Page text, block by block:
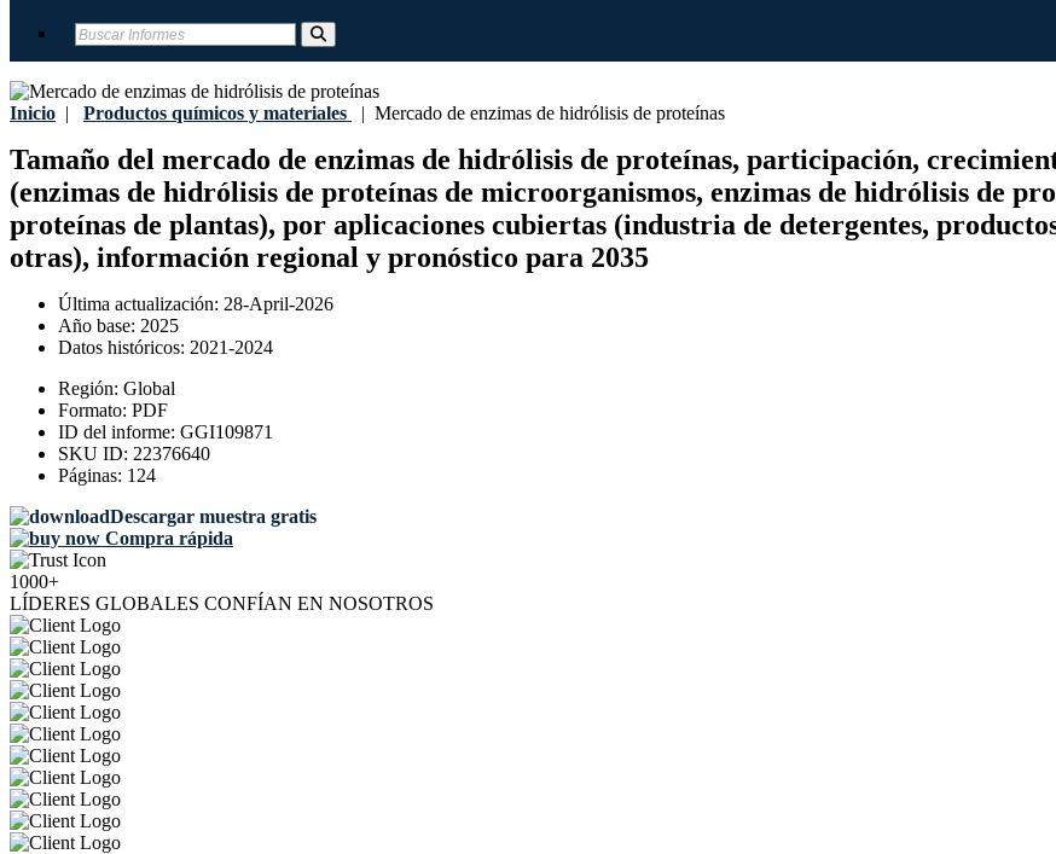
Inicio | Productos químicos y materiales | Mercado de enzimas de hidrólisis de proteínas
Tamaño del mercado de enzimas de hidrólisis de proteínas, participación,
(enzimas de hidrólisis de proteínas de microorganismos, enzimas de hidrólisis de
proteínas de plantas), por aplicaciones cubiertas (industria de detergentes,
otras), información regional y pronóstico para 2035
Última actualización: 28-April-2026
Año base: 2025
Datos históricos: 2021-2024
Región: Global
Formato: PDF
ID del informe: GGI109871
SKU ID: 22376640
Páginas: 124
Descargar muestra gratis
Compra rápida
1000+
LÍDERES GLOBALES CONFÍAN EN NOSOTROS